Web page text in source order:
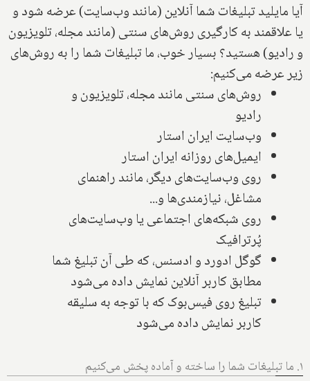
آیا مایلید تبلیغات شما آنلاین (مانند وب‌سایت) عرضه شود و
یا علاقمند به کارگیری روش‌های سنتی (مانند مجله، تلویزیون
و رادیو) هستید؟ بسیار خوب، ما تبلیغات شما را به روش‌های
زیر عرضه می‌کنیم:
روش‌های سنتی مانند مجله، تلویزیون و
رادیو
وب‌سایت ایران استار
ایمیل‌های روزانه ایران استار
روی وب‌سایت‌های دیگر، مانند راهنمای
مشاغل، نیازمندی‌ها و...
روی شبکه‌های اجتماعی یا وب‌سایت‌های
پُرترافیک
گوگل ادورد و ادسنس، که طی آن تبلیغ شما
مطابق کاربر آنلاین نمایش داده می‌شود
تبلیغ روی فیس‌بوک که با توجه به سلیقه
کاربر نمایش داده می‌شود
۱. ما تبلیغات شما را ساخته و آماده پخش می‌کنیم